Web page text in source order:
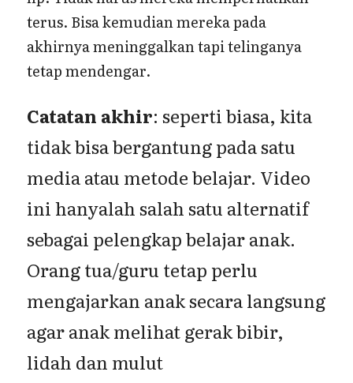
terus. Bisa kemudian mereka pada
akhirnya meninggalkan tapi telinganya
tetap mendengar.
Catatan akhir: seperti biasa, kita
tidak bisa bergantung pada satu
media atau metode belajar. Video
ini hanyalah salah satu alternatif
sebagai pelengkap belajar anak.
Orang tua/guru tetap perlu
mengajarkan anak secara langsung
agar anak melihat gerak bibir,
lidah dan mulut